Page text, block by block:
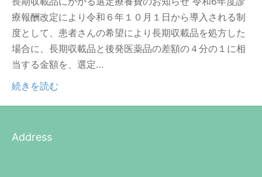
療報酬改定により令和６年１０月１日から導入される制
度として、患者さんの希望により長期収載品を処方した
場合に、長期収載品と後発医薬品の差額の４分の１に相
当する金額を、選定…
続きを読む
Address